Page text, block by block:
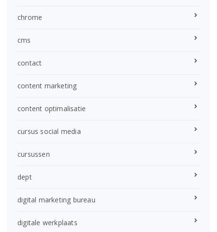
chrome
cms
contact
content marketing
content optimalisatie
cursus social media
cursussen
dept
digital marketing bureau
digitale werkplaats